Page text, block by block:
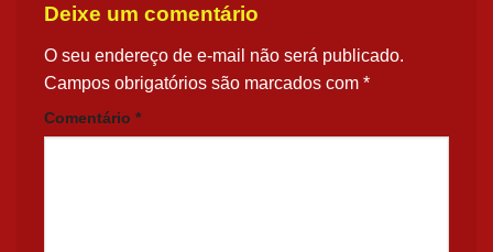
Deixe um comentário
O seu endereço de e-mail não será publicado.
Campos obrigatórios são marcados com *
Comentário *